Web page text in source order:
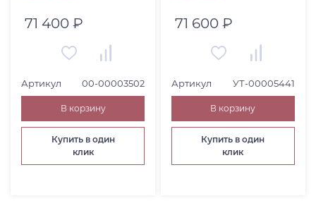
71 400 ₽
Артикул 00-00003502
В корзину
Купить в один
клик
71 600 ₽
Артикул УТ-00005441
В корзину
Купить в один
клик